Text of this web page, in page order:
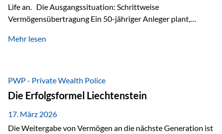
Life an. Die Ausgangssituation: Schrittweise
Vermögensübertragung Ein 50-jähriger Anleger plant,
der steuerliche Freibetrag optimal genutzt werden, sondern
strukturierte, langfristige Vermögensübertragung, ohne die
Kontrolle vollständig aus der Hand zu geben. Die Lösung:
Abschmelzung mit Vetorecht Die Umsetzung erfolgt über die
Private Wealth Police…
Mehr lesen
PWP - Private Wealth Police
Die Erfolgsformel Liechtenstein
17. März 2026
Die Weitergabe von Vermögen an die nächste Generation ist